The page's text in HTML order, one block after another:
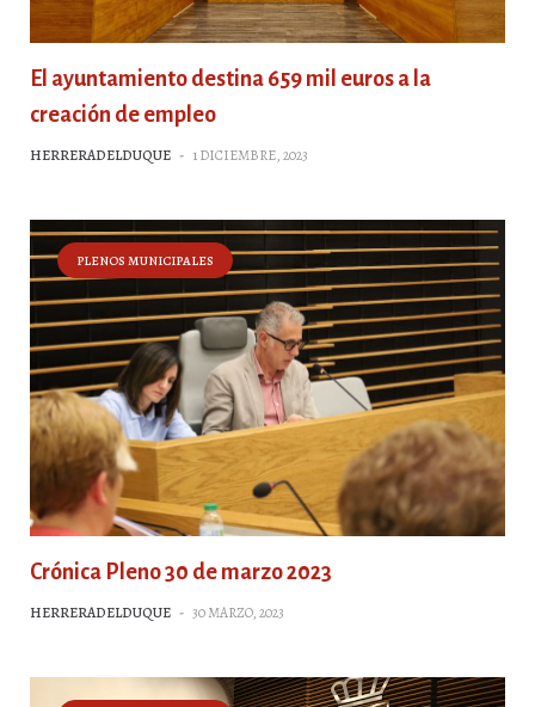
El ayuntamiento destina 659 mil euros a la
creación de empleo
HERRERADELDUQUE - 1 DICIEMBRE, 2023
PLENOS MUNICIPALES
Crónica Pleno 30 de marzo 2023
HERRERADELDUQUE - 30 MARZO, 2023